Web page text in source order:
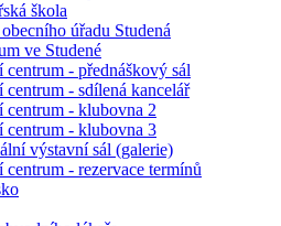
škola
úřadu Studená
ve Studené
- přednáškový sál
- sdílená kancelář
centrum - klubovna 2
centrum - klubovna 3
výstavní sál (galerie)
- rezervace termínů